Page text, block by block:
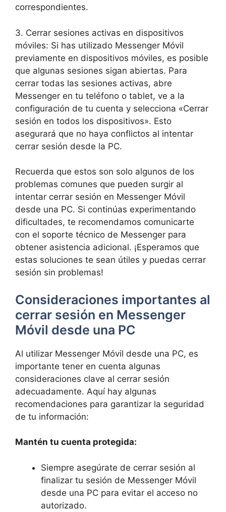
correspondientes.
3. Cerrar sesiones activas en⁤ dispositivos
móviles: ​Si has utilizado Messenger⁣ Móvil
previamente en‍ dispositivos móviles, es posible
que‌ algunas ⁣sesiones sigan abiertas. Para
cerrar todas las sesiones activas, abre
‍Messenger en tu teléfono o tablet, ⁤ve a la
configuración‌ de ⁤tu cuenta y selecciona «Cerrar
sesión⁤ en ‌todos ‍los dispositivos». Esto
‌asegurará⁣ que ⁣no haya conflictos al intentar
cerrar sesión desde la PC.
Recuerda ⁤que estos ⁤son solo ​algunos de los
problemas ⁣comunes que pueden surgir al
intentar⁤ cerrar sesión en Messenger Móvil
desde una PC. ⁣Si continúas experimentando
dificultades, ​te‍ recomendamos comunicarte
con el soporte técnico de Messenger para
obtener ​asistencia adicional. ¡Esperamos que
estas soluciones ⁢te⁣ sean útiles y⁢ puedas cerrar
sesión⁢ sin problemas!
Consideraciones importantes al
cerrar⁢ sesión en Messenger
Móvil desde⁤ una PC
Al utilizar Messenger Móvil desde una⁣ PC, es
importante tener‍ en cuenta algunas
consideraciones clave al cerrar ⁤sesión
‌adecuadamente. Aquí hay ⁢algunas
recomendaciones ⁤para garantizar la seguridad
⁤de⁢ tu información:
Mantén tu cuenta protegida:
Siempre asegúrate de ‍cerrar sesión al
finalizar‌ tu ⁣sesión de Messenger Móvil
desde una ​PC para evitar⁢ el⁢ acceso no
autorizado.